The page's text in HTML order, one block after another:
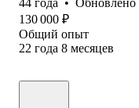
130 000 ₽
Общий опыт
22 года 8 месяцев